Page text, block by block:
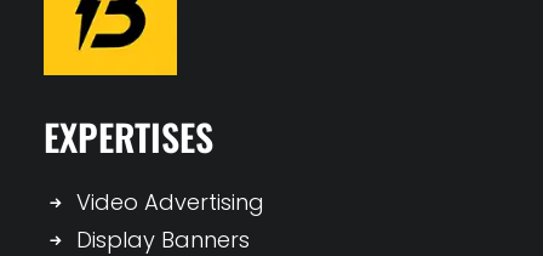
EXPERTISES
Video Advertising
Display Banners